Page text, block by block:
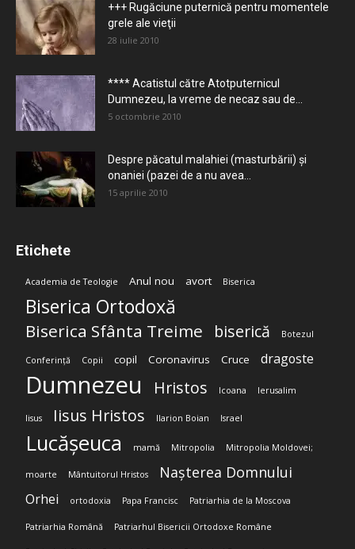
+++ Rugăciune puternică pentru momentele
grele ale vieţii
28 iulie 2010
**** Acatistul către Atotputernicul
Dumnezeu, la vreme de necaz sau de...
5 octombrie 2010
Despre păcatul malahiei (masturbării) şi
onaniei (pazei de a nu avea...
15 aprilie 2010
Etichete
Academia de Teologie Anul nou avort Biserica
Biserica Ortodoxă
Biserica Sfânta Treime biserică Botezul
Conferință Copii copil Coronavirus Cruce dragoste
Dumnezeu Hristos Icoana Ierusalim
Iisus Iisus Hristos Ilarion Boian Israel
Lucășeuca mamă Mitropolia Mitropolia Moldovei;
moarte Mântuitorul Hristos Nașterea Domnului
Orhei ortodoxia Papa Francisc Patriarhia de la Moscova
Patriarhia Română Patriarhul Bisericii Ortodoxe Române